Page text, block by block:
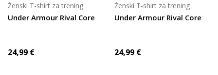
Under Armour Rival Core
Ženski T-shirt za trening
24,99 €
Under Armour Rival Core
Ženski T-shirt za trening
24,99 €